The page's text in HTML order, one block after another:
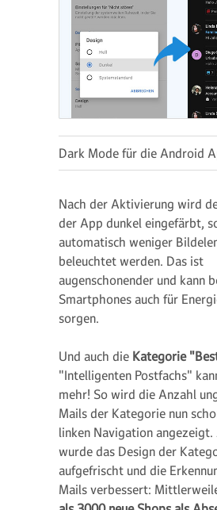
Dark Mode für die Android
Nach der Aktivierung wird
der App dunkel eingefärbt,
automatisch weniger
beleuchtet werden. Das ist
augenschonender und kann
Smartphones auch für
sorgen.
Und auch die Kategorie
"Intelligenten Postfachs"
mehr! So wird die Anzahl
Mails der Kategorie nun
linken Navigation angezeigt.
wurde das Design der
aufgefrischt und die
Mails verbessert: